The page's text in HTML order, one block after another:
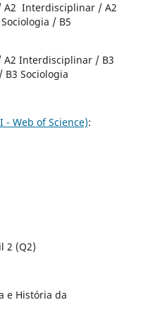
A2 Interdisciplinar / A2
/ B5
A2 Interdisciplinar / B3
Sociologia
- Web of Science):
2 (Q2)
e História da